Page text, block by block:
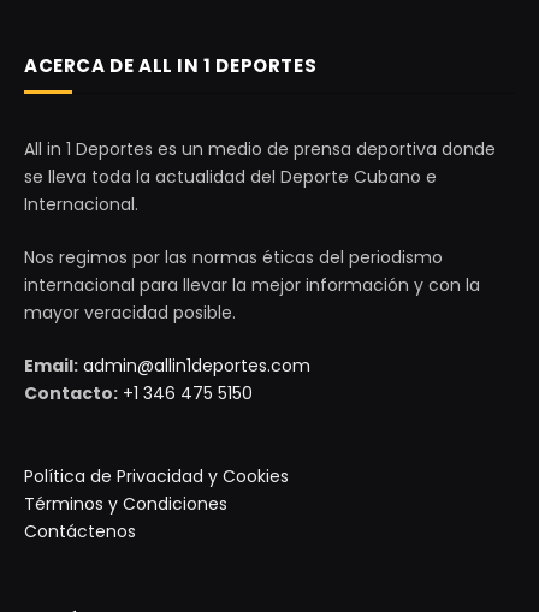
ACERCA DE ALL IN 1 DEPORTES
All in 1 Deportes es un medio de prensa deportiva donde
se lleva toda la actualidad del Deporte Cubano e
Internacional.
Nos regimos por las normas éticas del periodismo
internacional para llevar la mejor información y con la
mayor veracidad posible.
Email: admin@allin1deportes.com
Contacto: +1 346 475 5150
Política de Privacidad y Cookies
Términos y Condiciones
Contáctenos